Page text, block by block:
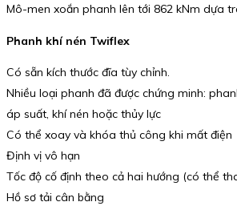
Mô-men xoắn phanh lên tới 862 kNm dựa
Phanh khí nén Twiflex
Có sẵn kích thước đĩa tùy chỉnh.
Nhiều loại phanh đã được chứng minh:
áp suất, khí nén hoặc thủy lực
Có thể xoay và khóa thủ công khi mất điện
Định vị vô hạn
Tốc độ cố định theo cả hai hướng (có thể
Hồ sơ tải cân bằng